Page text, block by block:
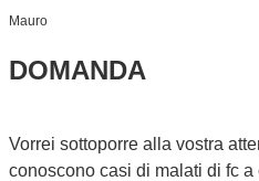
Mauro
DOMANDA
Vorrei sottoporre alla vostra
conoscono casi di malati di fc